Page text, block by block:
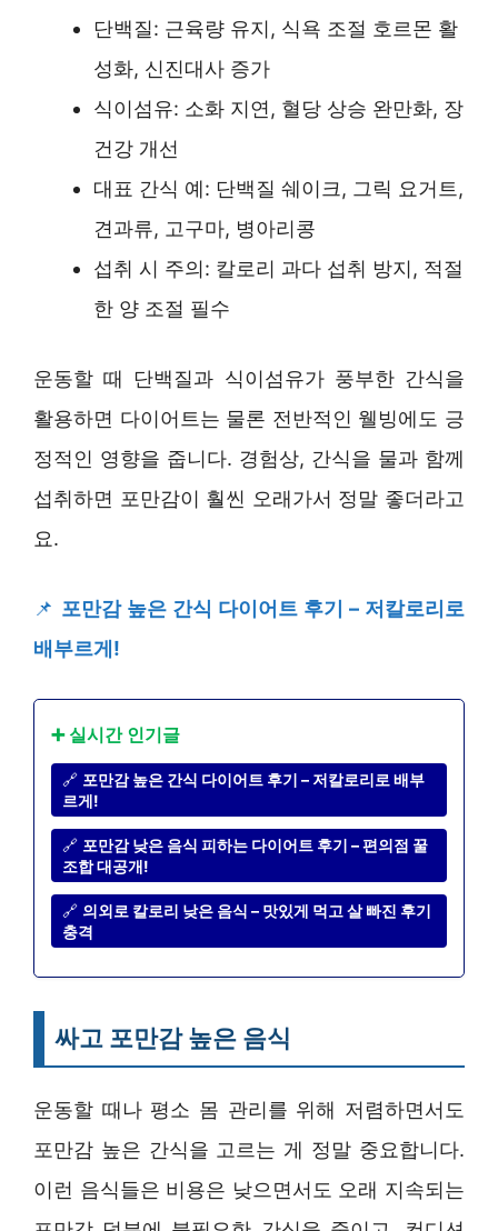
단백질: 근육량 유지, 식욕 조절 호르몬 활
성화, 신진대사 증가
식이섬유: 소화 지연, 혈당 상승 완만화, 장
건강 개선
대표 간식 예: 단백질 쉐이크, 그릭 요거트,
견과류, 고구마, 병아리콩
섭취 시 주의: 칼로리 과다 섭취 방지, 적절
한 양 조절 필수
운동할 때 단백질과 식이섬유가 풍부한 간식을
활용하면 다이어트는 물론 전반적인 웰빙에도 긍
정적인 영향을 줍니다. 경험상, 간식을 물과 함께
섭취하면 포만감이 훨씬 오래가서 정말 좋더라고
요.
📌 포만감 높은 간식 다이어트 후기 – 저칼로리로
배부르게!
➕ 실시간 인기글
🔗 포만감 높은 간식 다이어트 후기 – 저칼로리로 배부
르게!
🔗 포만감 낮은 음식 피하는 다이어트 후기 – 편의점 꿀
조합 대공개!
🔗 의외로 칼로리 낮은 음식 – 맛있게 먹고 살 빠진 후기
충격
싸고 포만감 높은 음식
운동할 때나 평소 몸 관리를 위해 저렴하면서도
포만감 높은 간식을 고르는 게 정말 중요합니다.
이런 음식들은 비용은 낮으면서도 오래 지속되는